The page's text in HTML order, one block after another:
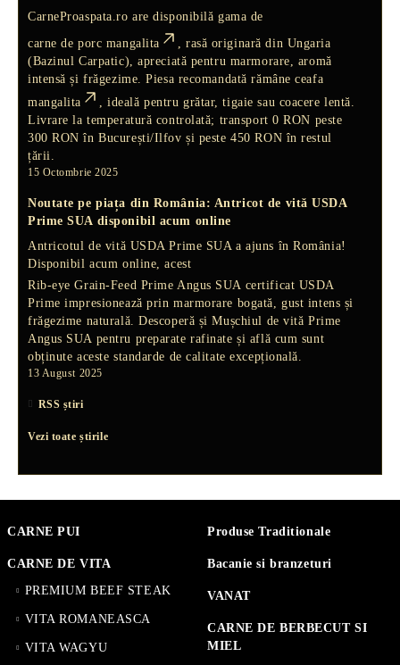
CarneProaspata.ro are disponibilă gama de
carne de porc mangalita
, rasă originară din Ungaria
(Bazinul Carpatic), apreciată pentru marmorare, aromă
intensă și frăgezime. Piesa recomandată rămâneceafa
mangalita
, ideală pentru grătar, tigaie sau coacere lentă.
Livrare la temperatură controlată; transport 0 RON peste
300 RON în București/Ilfov și peste 450 RON în restul
țării.
15 Octombrie 2025
Noutate pe piața din România: Antricot de vită USDA
Prime SUA disponibil acum online
Antricotul de vită USDA Prime SUA a ajuns în România!
Disponibil acum online, acest
Rib-eye Grain-Feed Prime Angus SUA certificat USDA
Prime impresionează prin marmorare bogată, gust intens și
frăgezime naturală. Descoperă șiMușchiul de vită Prime
Angus SUA pentru preparate rafinate și află cum sunt
obținute aceste standarde de calitate excepțională.
13 August 2025
RSS știri
Vezi toate știrile
CARNE PUI
CARNE DE VITA
PREMIUM BEEF STEAK
VITA ROMANEASCA
VITA WAGYU
Produse Traditionale
Bacanie si branzeturi
VANAT
CARNE DE BERBECUT SI
MIEL